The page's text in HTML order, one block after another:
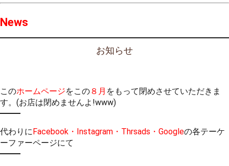
News
お知らせ
このホームページをこの８月 をもって閉めさせていただきま
す。(お店は閉めませんよ!www)
代わりにFacebook・Instagram・Thrsads・Googleの各テーケ
ーファーページにて